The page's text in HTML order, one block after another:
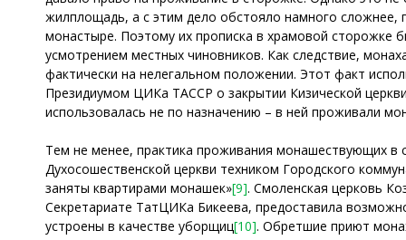
жилплощадь, а с этим дело обстояло намного сложнее,
монастыре. Поэтому их прописка в храмовой сторожке
усмотрением местных чиновников. Как следствие,
фактически на нелегальном положении. Этот факт
Президиумом ЦИКа ТАССР о закрытии Кизической
использовалась не по назначению – в ней проживали
Тем не менее, практика проживания монашествующих в
Духосошественской церкви техником Городского
заняты квартирами монашек»[9]. Смоленская церковь
Секретариате ТатЦИКа Бикеева, предоставила
устроены в качестве уборщиц[10]. Обретшие приют